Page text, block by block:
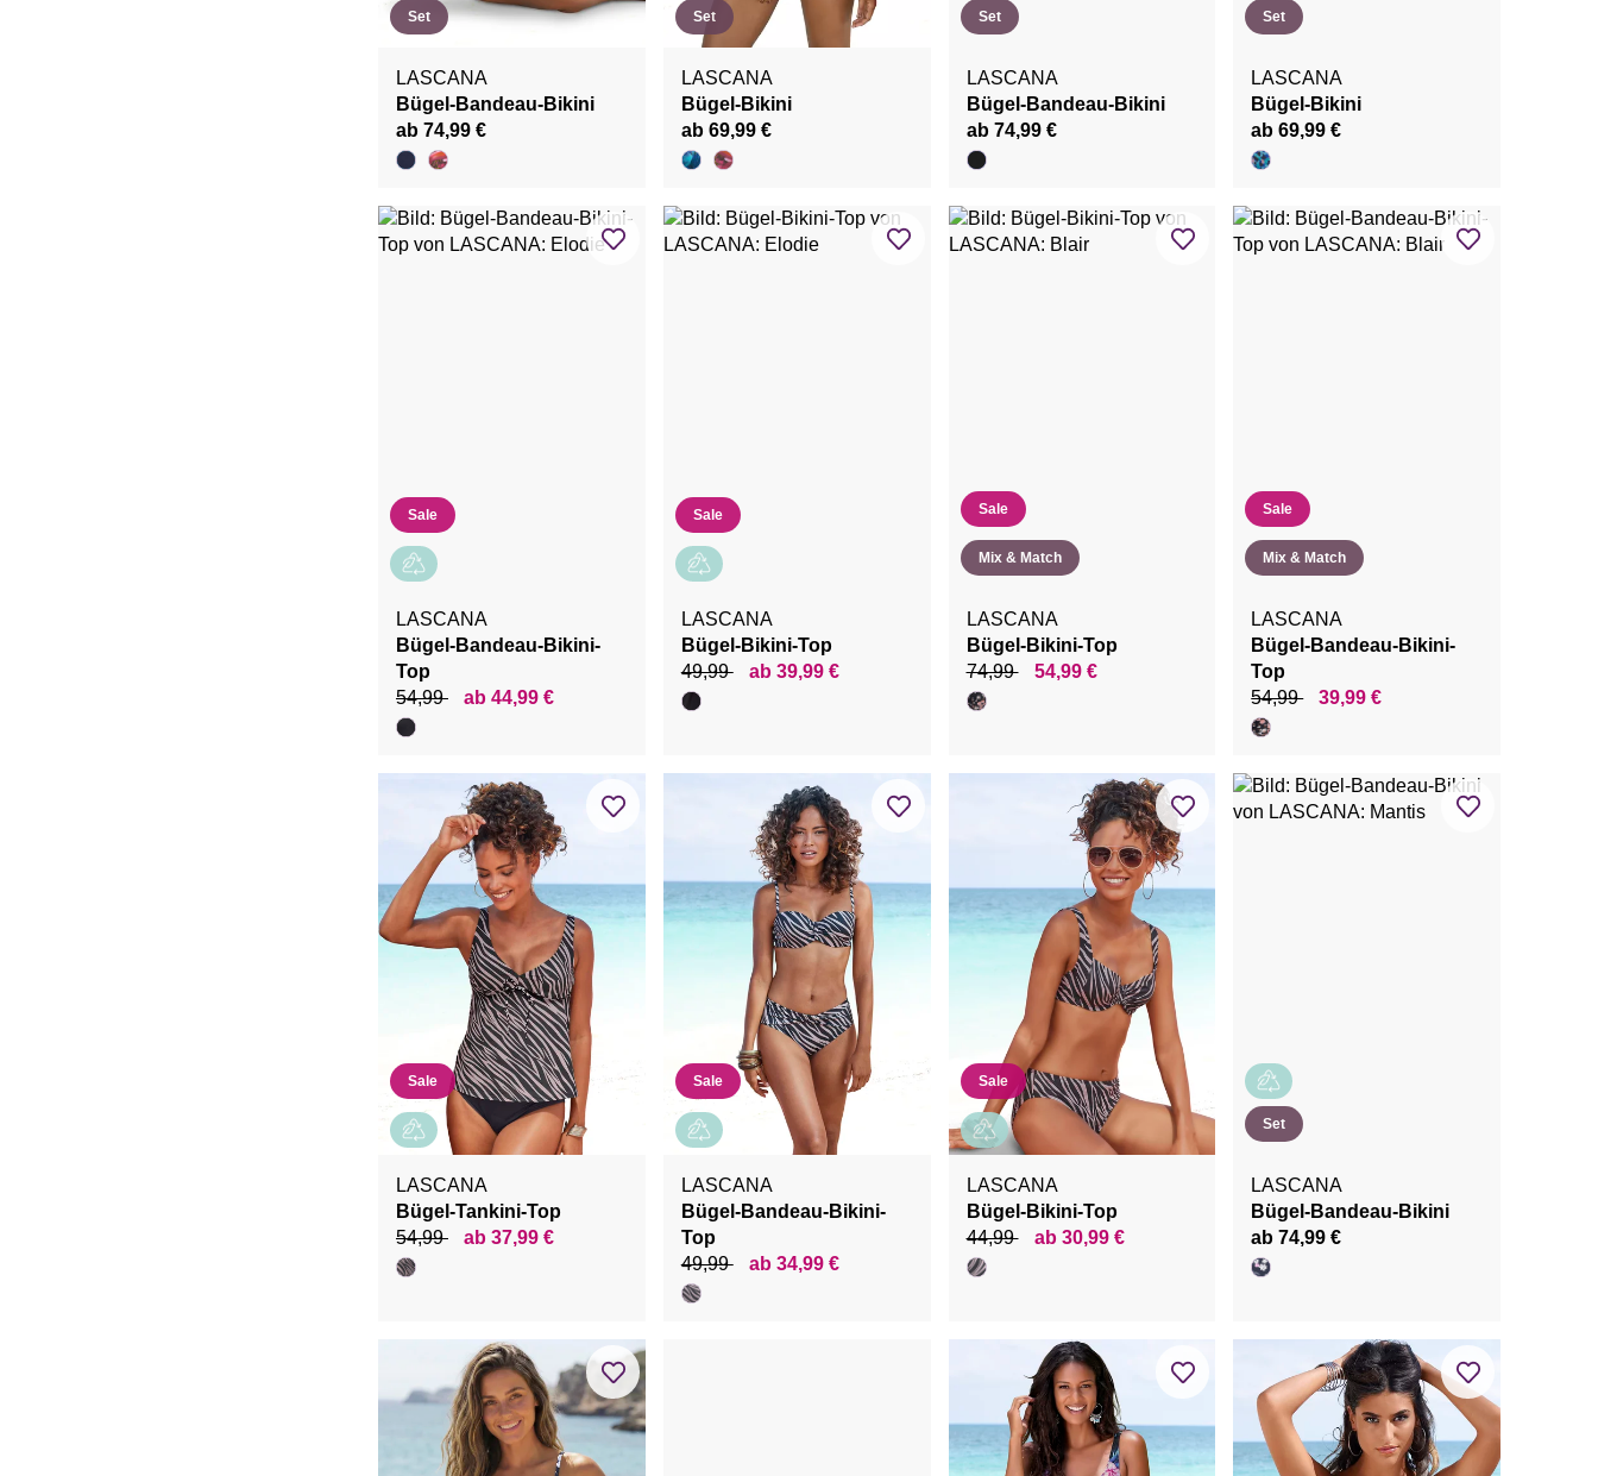
Set
LASCANA
Bügel-Bandeau-Bikini
ab 74,99 €
Set
LASCANA
Bügel-Bikini
ab 69,99 €
Set
LASCANA
Bügel-Bandeau-Bikini
ab 74,99 €
Set
LASCANA
Bügel-Bikini
ab 69,99 €
Sale
LASCANA
Bügel-Bandeau-Bikini-
Top
54,99
ab 44,99 €
Sale
LASCANA
Bügel-Bikini-Top
49,99
ab 39,99 €
Sale
Mix & Match
LASCANA
Bügel-Bikini-Top
74,99
54,99 €
Sale
Mix & Match
LASCANA
Bügel-Bandeau-Bikini-
Top
54,99
39,99 €
Sale
LASCANA
Bügel-Tankini-Top
54,99
ab 37,99 €
Sale
LASCANA
Bügel-Bandeau-Bikini-
Top
49,99
ab 34,99 €
Sale
LASCANA
Bügel-Bikini-Top
44,99
ab 30,99 €
Set
LASCANA
Bügel-Bandeau-Bikini
ab 74,99 €